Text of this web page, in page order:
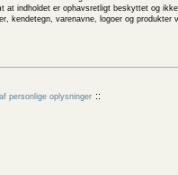
at indholdet er ophavsretligt beskyttet og
kendetegn, varenavne, logoer og
personlige oplysninger